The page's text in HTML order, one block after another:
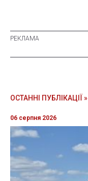
ОСТАННІ ПУБЛІКАЦІЇ »
06 серпня 2026